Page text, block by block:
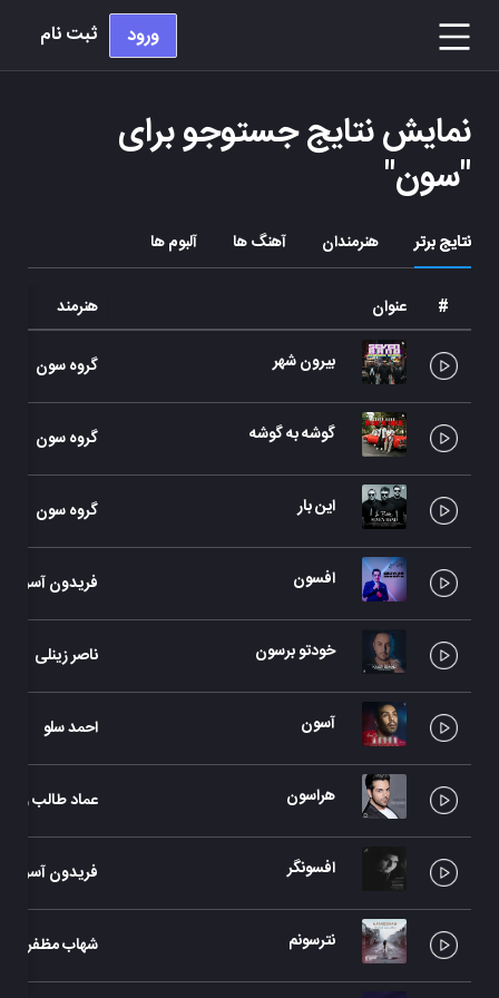
ورود ثبت نام
نمایش نتایج جستوجو برای
"سون"
نتایج برتر هنرمندان آهنگ ها آلبوم ها
# عنوان هنرمند
بیرون شهر گروه سون
گوشه به گوشه گروه سون
این بار گروه سون
افسون فریدون آسرایی
خودتو برسون ناصر زینلی
آسون احمد سلو
هراسون عماد طالب زاده
افسونگر فریدون آسرایی
نترسونم شهاب مظفری